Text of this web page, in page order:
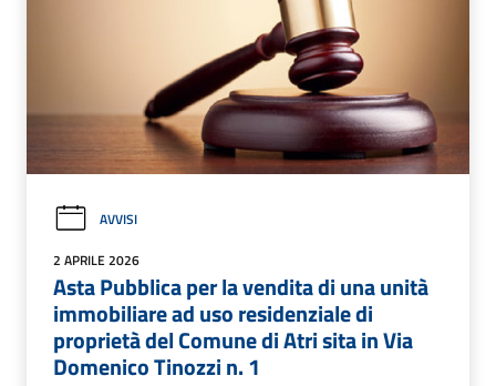
AVVISI
2 APRILE 2026
Asta Pubblica per la vendita di una unità
immobiliare ad uso residenziale di
proprietà del Comune di Atri sita in Via
Domenico Tinozzi n. 1